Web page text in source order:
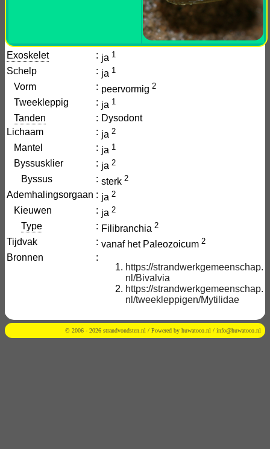
Exoskelet : ja 1
Schelp : ja 1
Vorm : peervormig 2
Tweekleppig : ja 1
Tanden : Dysodont
Lichaam
: ja 2
Mantel : ja 1
Byssusklier : ja 2
Byssus : sterk 2
Ademhalingsorgaan : ja 2
Kieuwen : ja 2
Type : Filibranchia 2
Tijdvak : vanaf het Paleozoicum 2
Bronnen
:
https://strandwerkgemeenschap.
nl/Bivalvia
https://strandwerkgemeenschap.
nl/tweekleppigen/Mytilidae
© 2006 - 2026 strandvondsten.nl / Powered by huwatoco.nl / info@huwatoco.nl